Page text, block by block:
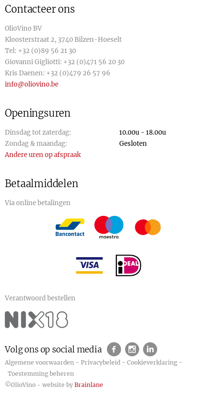
Contacteer ons
OlioVino BV
Kloosterstraat 2, 3740 Bilzen-Hoeselt
Tel: +32 (0)89 56 21 30
Giovanni Gigliotti: +32 (0)471 56 20 30
Kris Daenen: +32 (0)479 26 57 96
info@oliovino.be
Openingsuren
Dinsdag tot zaterdag:
10.00u - 18.00u
Zondag & maandag:
Gesloten
Andere uren op afspraak
Betaalmiddelen
Via online betalingen
Verantwoord bestellen
Volg ons op social media
Algemene voorwaarden -Privacybeleid -Cookieverklaring -
Toestemming beheren
©OlioVino - website byBrainlane